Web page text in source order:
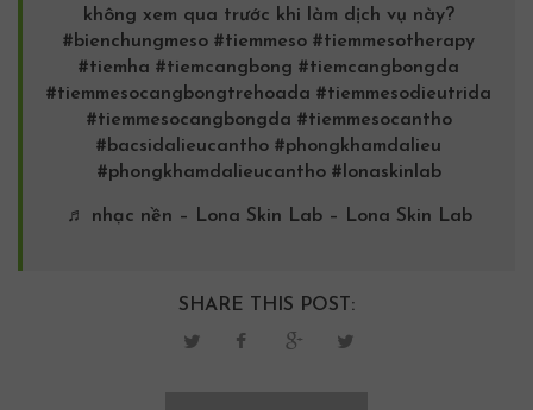
không xem qua trước khi làm dịch vụ này?
#bienchungmeso #tiemmeso #tiemmesotherapy
#tiemha #tiemcangbong #tiemcangbongda
#tiemmesocangbongtrehoada #tiemmesodieutrida
#tiemmesocangbongda #tiemmesocantho
#bacsidalieucantho #phongkhamdalieu
#phongkhamdalieucantho #lonaskinlab
♬ nhạc nền – Lona Skin Lab – Lona Skin Lab
SHARE THIS POST: